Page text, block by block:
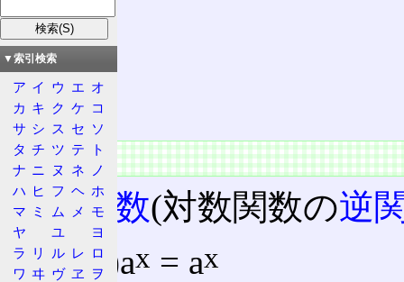
目次
概要
定義
補足
概要
指数関数(対数関数の逆
(d/dx)ax = ax
▼索引検索
ア イ ウ エ オ
カ キ ク ケ コ
サ シ ス セ ソ
タ チ ツ テ
ト
ナ ニ ヌ ネ
ノ
ハ ヒ フ ヘ ホ
マ ミ ム メ
モ
ヤ
ユ
ヨ
ラ
リ ル レ ロ
ワ ヰ ヴ ヱ
ヲ